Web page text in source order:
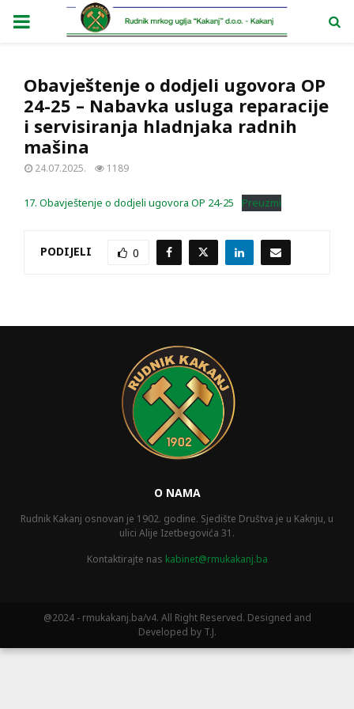
PRIMARY
Obavještenje o dodjeli ugovora OP
24-25 – Nabavka usluga reparacije
i servisiranja hladnjaka radnih
mašina
24.07.2025. 1189
17. Obavještenje o dodjeli ugovora OP 24-25 Preuzmi
PODIJELI 0
O NAMA
Rudnik Kakanj osnovan je 1902. godine. Sjedište Društva je u Kaknju, u
ulici Alije Izetbegovića 31.
Kontaktirajte nas kabinet@rmukakanj.ba
@2024 - rmukakanj.ba/v4. All Right Reserved. Designed and
Developed by T.J.